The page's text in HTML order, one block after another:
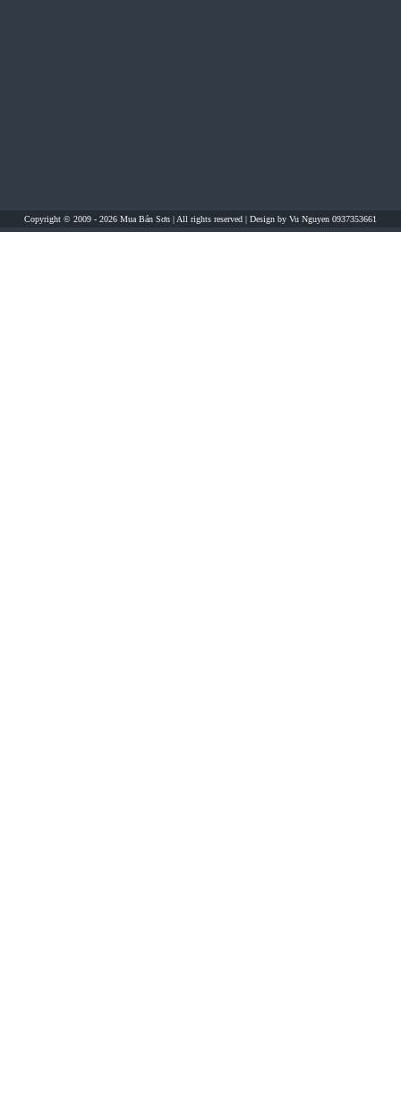
Copyright © 2009 - 2026 Mua Bán Sơn | All rights reserved | Design by Vu Nguyen 0937353661